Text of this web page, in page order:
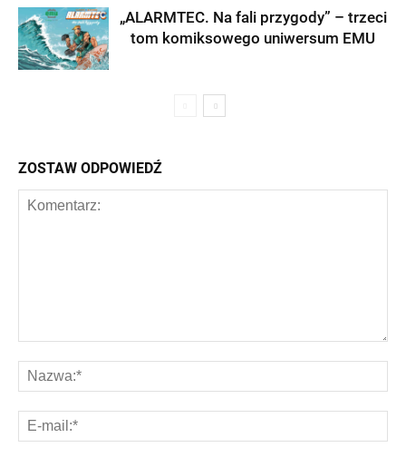
„ALARMTEC. Na fali przygody” – trzeci
tom komiksowego uniwersum EMU
ZOSTAW ODPOWIEDŹ